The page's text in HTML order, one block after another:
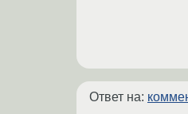
Ответ на: